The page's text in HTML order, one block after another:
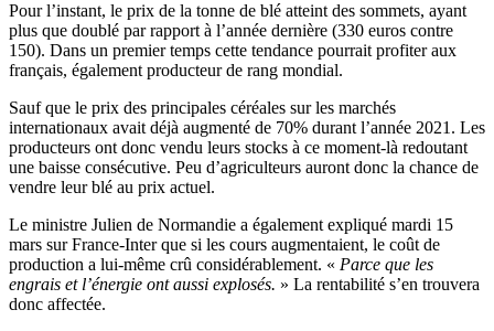
Pour l’instant, le prix de la tonne de blé atteint des sommets, ayant
plus que doublé par rapport à l’année dernière (330 euros contre
150). Dans un premier temps cette tendance pourrait profiter aux
français, également producteur de rang mondial.
Sauf que le prix des principales céréales sur les marchés
internationaux avait déjà augmenté de 70% durant l’année 2021. Les
producteurs ont donc vendu leurs stocks à ce moment-là redoutant
une baisse consécutive. Peu d’agriculteurs auront donc la chance de
vendre leur blé au prix actuel.
Le ministre Julien de Normandie a également expliqué mardi 15
mars sur France-Inter que si les cours augmentaient, le coût de
production a lui-même crû considérablement. « Parce que les
engrais et l’énergie ont aussi explosés. » La rentabilité s’en trouvera
donc affectée.